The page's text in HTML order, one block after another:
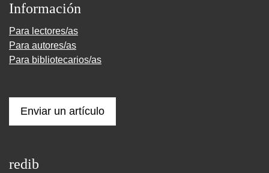
Información
Para lectores/as
Para autores/as
Para bibliotecarios/as
Enviar un artículo
redib